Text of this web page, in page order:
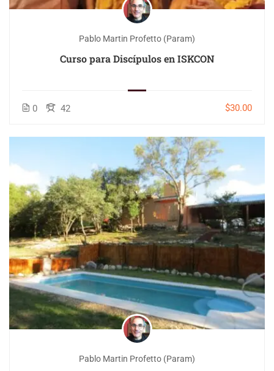
Pablo Martin Profetto (Param)
Curso para Discípulos en ISKCON
0 42 $30.00
Pablo Martin Profetto (Param)